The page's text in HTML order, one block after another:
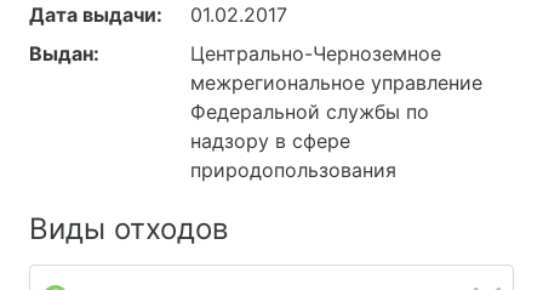
Дата выдачи:
01.02.2017
Выдан:
Центрально-Черноземное
межрегиональное управление
Федеральной службы по
надзору в сфере
природопользования
Виды отходов